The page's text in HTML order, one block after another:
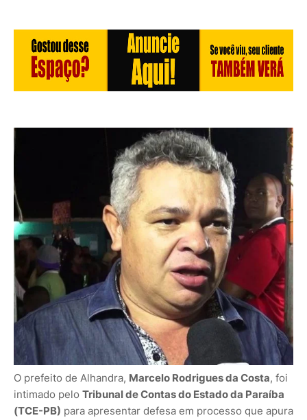
O prefeito de Alhandra, Marcelo Rodrigues da Costa, foi
intimado pelo Tribunal de Contas do Estado da Paraíba
(TCE-PB) para apresentar defesa em processo que apura